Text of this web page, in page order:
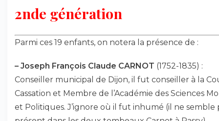
2nde génération
Parmi ces 19 enfants, on notera la présence de :
– Joseph François Claude CARNOT (1752-1835) :
Conseiller municipal de Dijon, il fut conseiller à la
Cassation et Membre de l’Académie des Sciences
et Politiques. J’ignore où il fut inhumé (il ne semble